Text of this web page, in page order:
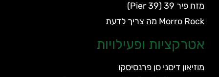
מזח פיר 39 (Pier 39)
Morro Rock מה צריך לדעת
אטרקציות ופעילויות
מוזיאון דיסני סן פרנסיסקו